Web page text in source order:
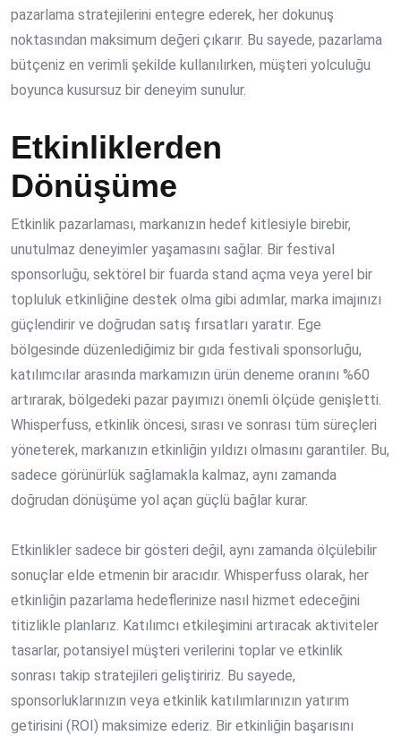
pazarlama stratejilerini entegre ederek, her dokunuş
noktasından maksimum değeri çıkarır. Bu sayede, pazarlama
bütçeniz en verimli şekilde kullanılırken, müşteri yolculuğu
boyunca kusursuz bir deneyim sunulur.
Etkinliklerden
Dönüşüme
Etkinlik pazarlaması, markanızın hedef kitlesiyle birebir,
unutulmaz deneyimler yaşamasını sağlar. Bir festival
sponsorluğu, sektörel bir fuarda stand açma veya yerel bir
topluluk etkinliğine destek olma gibi adımlar, marka imajınızı
güçlendirir ve doğrudan satış fırsatları yaratır. Ege
bölgesinde düzenlediğimiz bir gıda festivali sponsorluğu,
katılımcılar arasında markamızın ürün deneme oranını %60
artırarak, bölgedeki pazar payımızı önemli ölçüde genişletti.
Whisperfuss, etkinlik öncesi, sırası ve sonrası tüm süreçleri
yöneterek, markanızın etkinliğin yıldızı olmasını garantiler. Bu,
sadece görünürlük sağlamakla kalmaz, aynı zamanda
doğrudan dönüşüme yol açan güçlü bağlar kurar.
Etkinlikler sadece bir gösteri değil, aynı zamanda ölçülebilir
sonuçlar elde etmenin bir aracıdır. Whisperfuss olarak, her
etkinliğin pazarlama hedeflerinize nasıl hizmet edeceğini
titizlikle planlarız. Katılımcı etkileşimini artıracak aktiviteler
tasarlar, potansiyel müşteri verilerini toplar ve etkinlik
sonrası takip stratejileri geliştiririz. Bu sayede,
sponsorluklarınızın veya etkinlik katılımlarınızın yatırım
getirisini (ROI) maksimize ederiz. Bir etkinliğin başarısını